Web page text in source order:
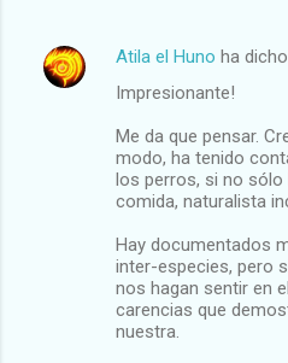
r
Atila el Huno ha
Impresionante!
Me da que pensar.
modo, ha tenido
los perros, si no
comida, naturalista
Hay documentados
inter-especies, pero
nos hagan sentir en
carencias que
nuestra.